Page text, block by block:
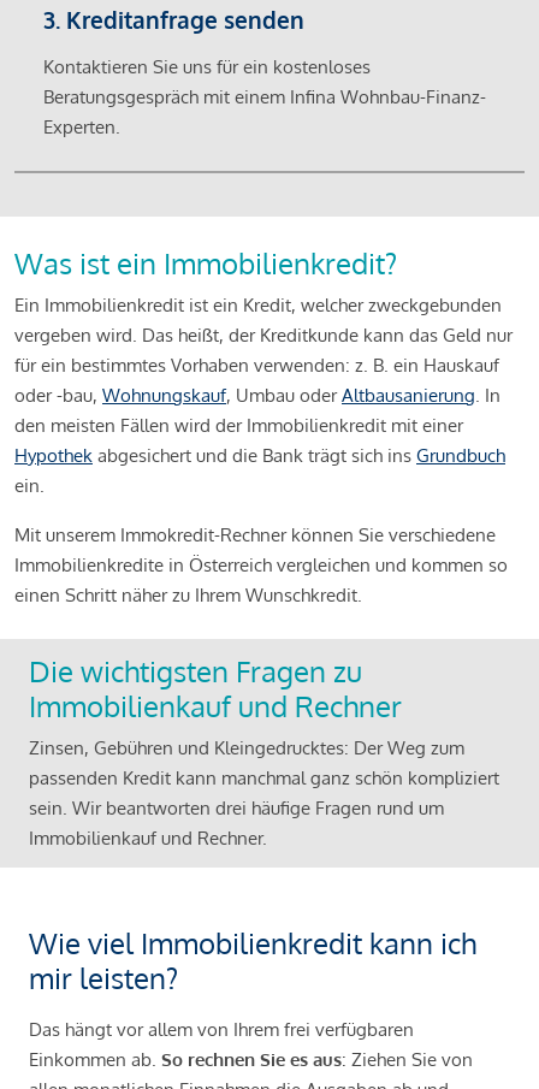
3. Kreditanfrage senden
Kontaktieren Sie uns für ein kostenloses
Beratungsgespräch mit einem Infina Wohnbau-Finanz-
Experten.
Was ist ein Immobilienkredit?
Ein Immobilienkredit ist ein Kredit, welcher zweckgebunden
vergeben wird. Das heißt, der Kreditkunde kann das Geld nur
für ein bestimmtes Vorhaben verwenden: z. B. ein Hauskauf
oder -bau, Wohnungskauf, Umbau oderAltbausanierung. In
den meisten Fällen wird der Immobilienkredit mit einer
Hypothek abgesichert und die Bank trägt sich ins Grundbuch
ein.
Mit unserem Immokredit-Rechner können Sie verschiedene
Immobilienkredite in Österreich vergleichen und kommen so
einen Schritt näher zu Ihrem Wunschkredit.
Die wichtigsten Fragen zu
Immobilienkauf und Rechner
Zinsen, Gebühren und Kleingedrucktes: Der Weg zum
passenden Kredit kann manchmal ganz schön kompliziert
sein. Wir beantworten drei häufige Fragen rund um
Immobilienkauf und Rechner.
Wie viel Immobilienkredit kann ich
mir leisten?
Das hängt vor allem von Ihrem frei verfügbaren
Einkommen ab. So rechnen Sie es aus: Ziehen Sie von